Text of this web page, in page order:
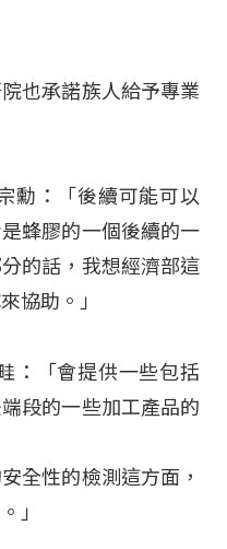
也承諾族人給予專業
勳：「後續可能可以
蜂膠的一個後續的一
的話，我想經濟部這
協助。」
：「會提供一些包括
段的一些加工產品的
全性的檢測這方面，
」